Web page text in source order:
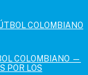
COLOMBIANO
COLOMBIANO —
POR LOS